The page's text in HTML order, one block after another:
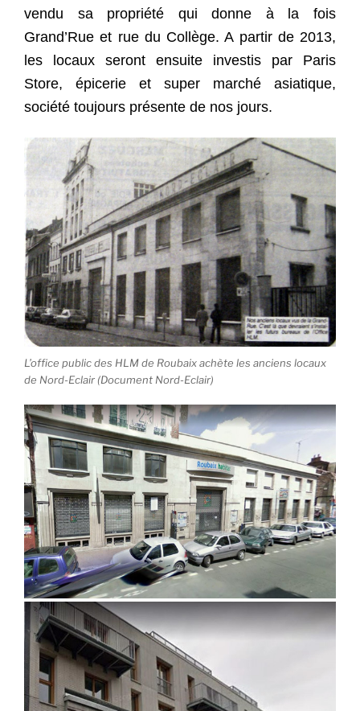
vendu sa propriété qui donne à la fois
Grand’Rue et rue du Collège. A partir de 2013,
les locaux seront ensuite investis par Paris
Store, épicerie et super marché asiatique,
société toujours présente de nos jours.
L’office public des HLM de Roubaix achète les anciens locaux
de Nord-Eclair (Document Nord-Eclair)